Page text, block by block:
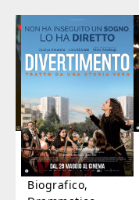
Biografico,